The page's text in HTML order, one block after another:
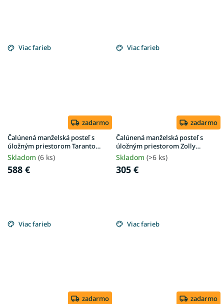
Viac farieb
zadarmo
Čalúnená manželská posteľ s
úložným priestorom Taranto
180x200 - sivá
Skladom (6 ks)
588 €
Viac farieb
zadarmo
Čalúnená manželská posteľ s
úložným priestorom Zolly
180x200 - béžová
Skladom (>6 ks)
305 €
Viac farieb
zadarmo
Viac farieb
zadarmo